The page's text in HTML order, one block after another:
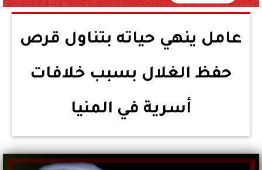
عامل ينهي حياته بتناول قرص
حفظ الغلال بسبب خلافات
أسرية في المنيا